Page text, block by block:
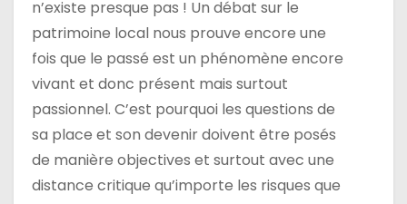
t
c
e
n’existe presque pas ! Un débat sur le
patrimoine local nous prouve encore une
fois que le passé est un phénomène encore
vivant et donc présent mais surtout
passionnel. C’est pourquoi les questions de
sa place et son devenir doivent être posés
de manière objectives et surtout avec une
distance critique qu’importe les risques que